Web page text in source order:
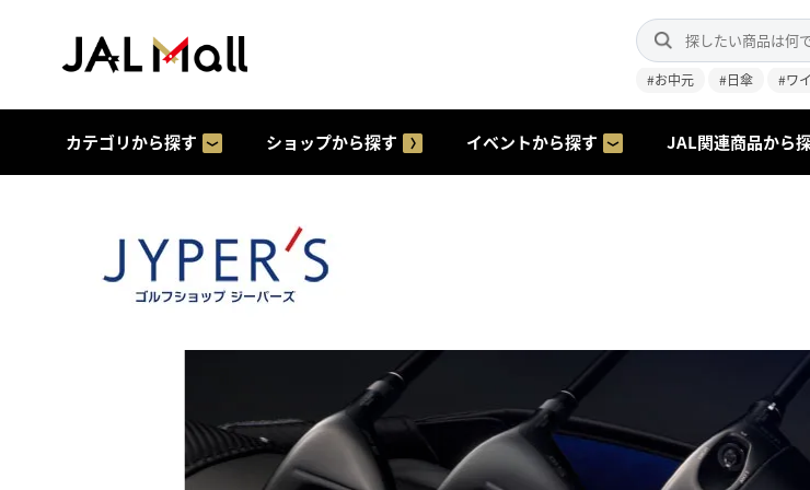
#お中元 #日傘 #ワ
カテゴリから探す ショップから探す イベントから探す JAL関連商品から